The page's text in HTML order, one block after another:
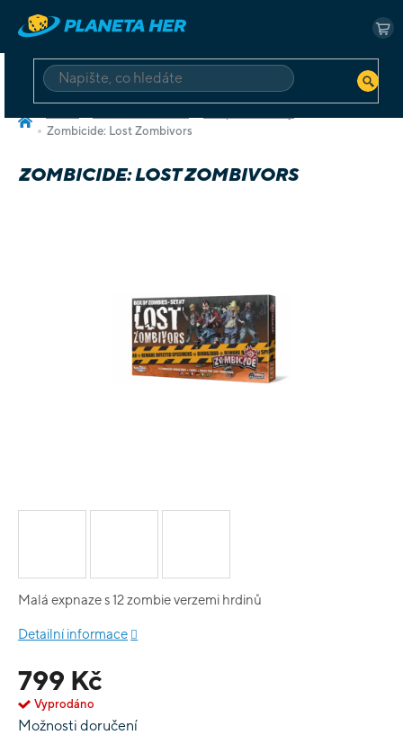
obsah
HLEDAT
Zombicide: Lost Zombivors
ZOMBICIDE: LOST ZOMBIVORS
799 Kč
Vyprodáno
Možnosti doručení
Malá expnaze s 12 zombie verzemi hrdinů
Detailní informace